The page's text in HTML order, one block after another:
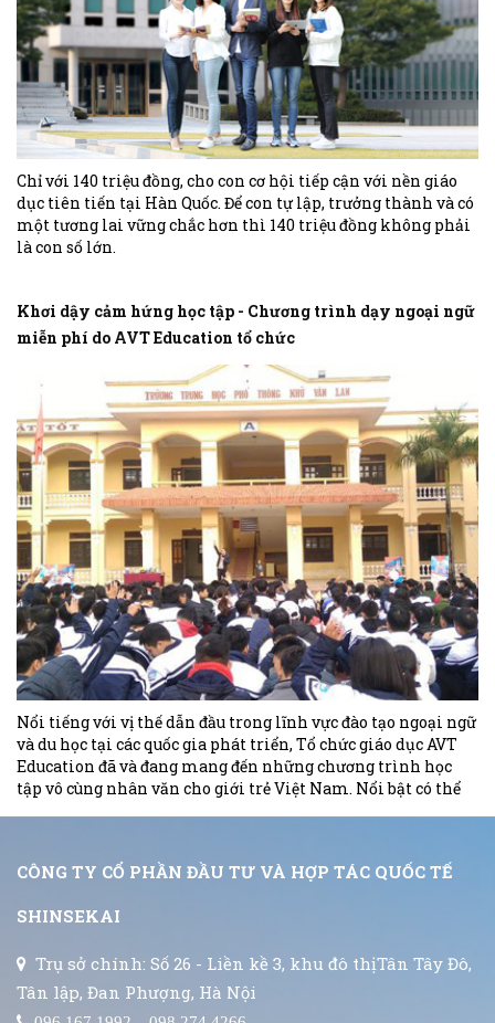
Chỉ với 140 triệu đồng, cho con cơ hội tiếp cận với nền giáo
dục tiên tiến tại Hàn Quốc. Để con tự lập, trưởng thành và có
một tương lai vững chắc hơn thì 140 triệu đồng không phải
là con số lớn.
Khơi dậy cảm hứng học tập - Chương trình dạy ngoại ngữ
miễn phí do AVT Education tổ chức
Nổi tiếng với vị thế dẫn đầu trong lĩnh vực đào tạo ngoại ngữ
và du học tại các quốc gia phát triển, Tổ chức giáo dục AVT
Education đã và đang mang đến những chương trình học
tập vô cùng nhân văn cho giới trẻ Việt Nam. Nổi bật có thể
CÔNG TY CỔ PHẦN ĐẦU TƯ VÀ HỢP TÁC QUỐC TẾ
SHINSEKAI
Trụ sở chính: Số 26 - Liền kề 3, khu đô thịTân Tây Đô,
Tân lập, Đan Phượng, Hà Nội